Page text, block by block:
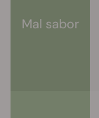
Mal sabor